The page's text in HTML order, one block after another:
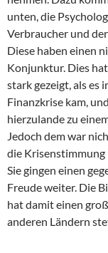
unten, die
Verbraucher und
Diese haben einen
Konjunktur. Dies
stark gezeigt, als es
Finanzkrise kam,
hierzulande zu
Jedoch dem war
die
Sie gingen einen
Freude weiter. Die
hat damit einen
anderen Ländern